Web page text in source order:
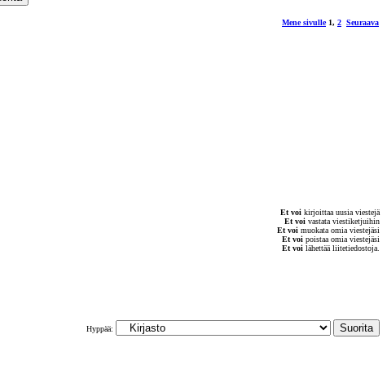
Mene sivulle 1, 2 Seuraava
Et voi kirjoittaa uusia viestejä
Et voi vastata viestiketjuihin
Et voi muokata omia viestejäsi
Et voi poistaa omia viestejäsi
Et voi lähettää liitetiedostoja.
Hyppää: